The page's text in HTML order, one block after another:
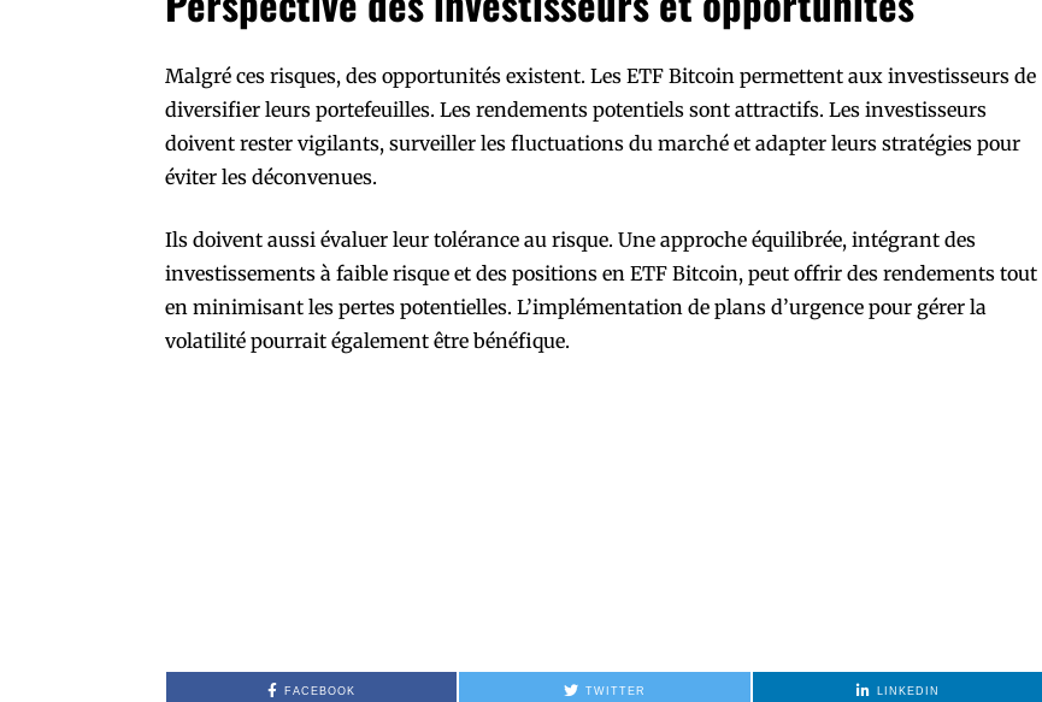
Malgré ces risques, des opportunités existent. Les ETF Bitcoin permettent aux investisseurs de
diversifier leurs portefeuilles. Les rendements potentiels sont attractifs. Les investisseurs
doivent rester vigilants, surveiller les fluctuations du marché et adapter leurs stratégies pour
éviter les déconvenues.
Ils doivent aussi évaluer leur tolérance au risque. Une approche équilibrée, intégrant des
investissements à faible risque et des positions en ETF Bitcoin, peut offrir des rendements tout
en minimisant les pertes potentielles. L’implémentation de plans d’urgence pour gérer la
volatilité pourrait également être bénéfique.
FACEBOOK TWITTER LINKEDIN